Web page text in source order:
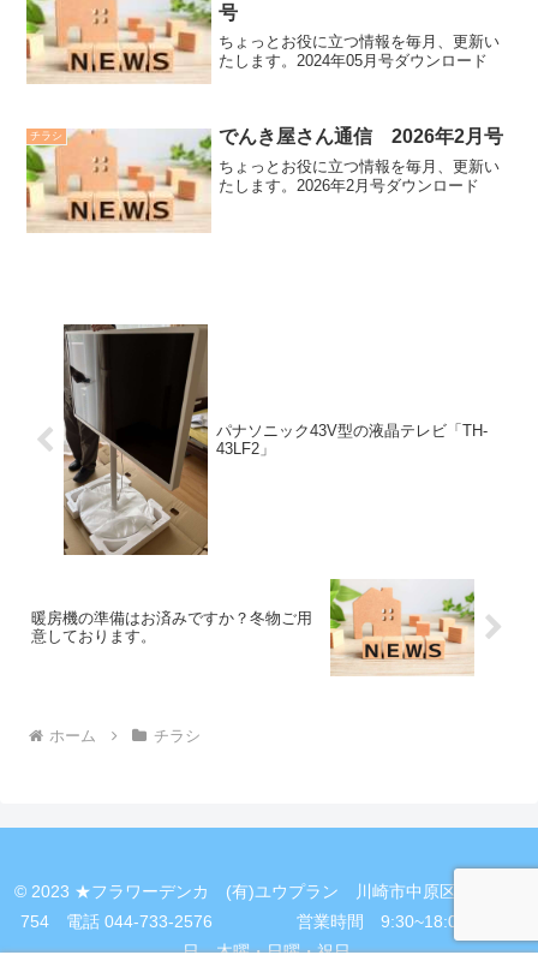
号
ちょっとお役に立つ情報を毎月、更新い
たします。2024年05月号ダウンロード
チラシ でんき屋さん通信 2026年2月号
ちょっとお役に立つ情報を毎月、更新い
たします。2026年2月号ダウンロード
パナソニック43V型の液晶テレビ「TH-
43LF2」
暖房機の準備はお済みですか？冬物ご用
意しております。
ホーム チラシ
© 2023 ★フラワーデンカ (有)ユウプラン 川崎市中原区新丸子町
754 電話 044-733-2576 営業時間 9:30~18:00 定休